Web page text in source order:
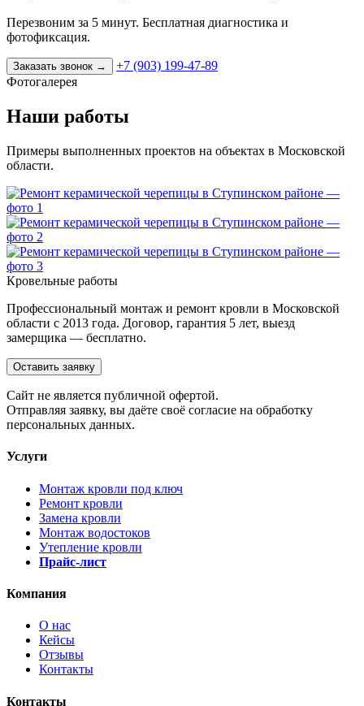
Перезвоним за 5 минут. Бесплатная диагностика и
фотофиксация.
Заказать звонок →
+7 (903) 199-47-89
Фотогалерея
Наши работы
Примеры выполненных проектов на объектах в Московской
области.
Кровельные работы
Профессиональный монтаж и ремонт кровли в Московской
области с 2013 года. Договор, гарантия 5 лет, выезд
замерщика — бесплатно.
Оставить заявку
Cайт не является публичной офертой.
Отправляя заявку, вы даёте своё согласие на обработку
персональных данных.
Услуги
Монтаж кровли под ключ
Ремонт кровли
Замена кровли
Монтаж водостоков
Утепление кровли
Прайс-лист
Компания
О нас
Кейсы
Отзывы
Контакты
Контакты